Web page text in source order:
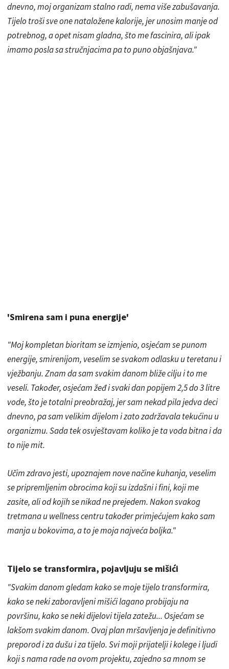
dnevno, moj organizam stalno radi, nema više zabušavanja.
Tijelo troši sve one nataložene kalorije, jer unosim manje od
potrebnog, a opet nisam gladna, što me fascinira, ali ipak
imamo posla sa stručnjacima pa to puno objašnjava."
'Smirena sam i puna energije'
"Moj kompletan bioritam se izmjenio, osjećam se punom
energije, smirenijom, veselim se svakom odlasku u teretanu i
vježbanju. Znam da sam svakim danom bliže cilju i to me
veseli. Također, osjećam žeđ i svaki dan popijem 2,5 do 3 litre
vode, što je totalni preobražaj, jer sam nekad pila jedva deci
dnevno, pa sam velikim dijelom i zato zadržavala tekućinu u
organizmu. Sada tek osvještavam koliko je ta voda bitna i da
to nije mit.
Učim zdravo jesti, upoznajem nove načine kuhanja, veselim
se pripremljenim obrocima koji su izdašni i fini, koji me
zasite, ali od kojih se nikad ne prejedem. Nakon svakog
tretmana u wellness centru također primjećujem kako sam
manja u bokovima, a to je moja najveća boljka."
Tijelo se transformira, pojavljuju se mišići
"Svakim danom gledam kako se moje tijelo transformira,
kako se neki zaboravljeni mišići lagano probijaju na
površinu, kako se neki dijelovi tijela zatežu... Osjećam se
lakšom svakim danom. Ovaj plan mršavljenja je definitivno
preporod i za dušu i za tijelo. Svi moji prijatelji i kolege i ljudi
koji s nama rade na ovom projektu, zajedno sa mnom se